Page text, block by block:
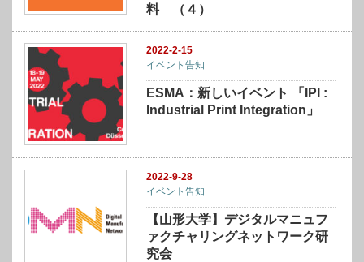
料 （４）
2022-2-15
イベント告知
ESMA：新しいイベント 「IPI :
Industrial Print Integration」
2022-9-28
イベント告知
【山形大学】デジタルマニュフ
ァクチャリングネットワーク研
究会